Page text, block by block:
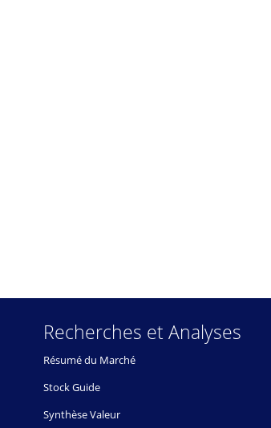
Recherches et Analyses
Résumé du Marché
Stock Guide
Synthèse Valeur